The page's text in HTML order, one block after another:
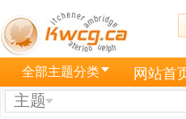
全部主题分类 网站首
主题